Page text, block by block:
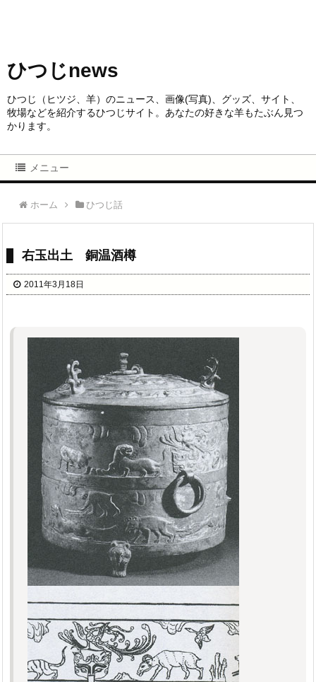
ひつじnews
ひつじ（ヒツジ、羊）のニュース、画像(写真)、グッズ、サイト、
牧場などを紹介するひつじサイト。あなたの好きな羊もたぶん見つ
かります。
メニュー
ホーム ひつじ話
右玉出土 銅温酒樽
2011年3月18日